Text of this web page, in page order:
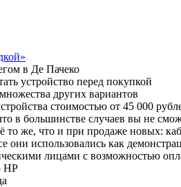
в Де Пачеко
устройство перед покупкой
других вариантов
стоимостью от 45 000
в большинстве случаев вы не
то же, что и при продаже новых:
они использовались как
лицами с возможностью
HP